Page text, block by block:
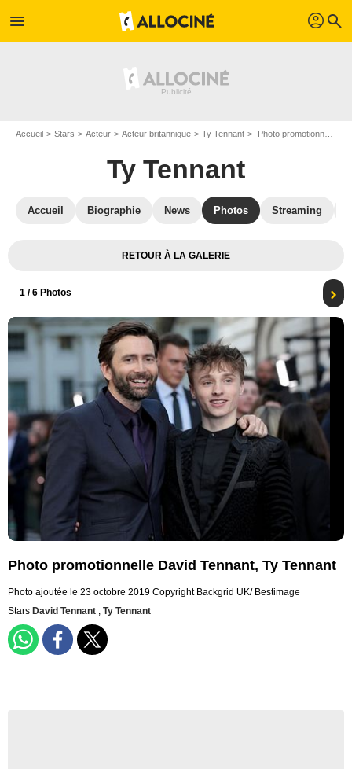
menu profil search
Accueil Stars Acteur Acteur britannique Ty Tennant Photo promotionnelle David Tennant, Ty Tennant
Ty Tennant
Accueil Biographie News Photos Streaming
RETOUR À LA GALERIE
1 / 6 Photos
Photo promotionnelle David Tennant, Ty Tennant
Photo ajoutée le 23 octobre 2019 Copyright Backgrid UK/ Bestimage
Stars David Tennant , Ty Tennant